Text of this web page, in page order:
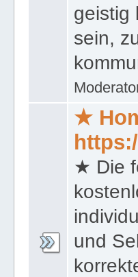
geistig
sein,
★
★ Die
und